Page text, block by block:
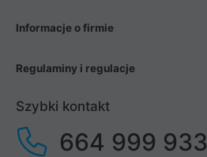
Informacje o firmie
Regulaminy i regulacje
Szybki kontakt
664 999 933